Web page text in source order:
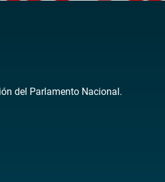
del Parlamento Nacional.